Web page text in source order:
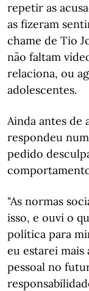
repetir as
as fizeram
chame de Tio
não faltam
relaciona, ou
adolescentes.
Ainda antes de
respondeu
pedido
"As normas
isso, e ouvi o
política para
eu estarei
pessoal no